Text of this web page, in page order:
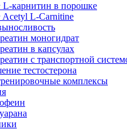
L-карнитин в порошке
Acetyl L-Carnitine
моногидрат
в капсулах
с транспортной
тестостерона
комплексы